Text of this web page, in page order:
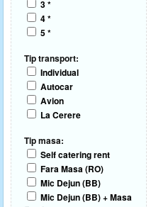
3 *
4 *
5 *
Tip transport:
Individual
Autocar
Avion
La Cerere
Tip masa:
Self catering rent
Fara Masa (RO)
Mic Dejun (BB)
Mic Dejun (BB) + Masa